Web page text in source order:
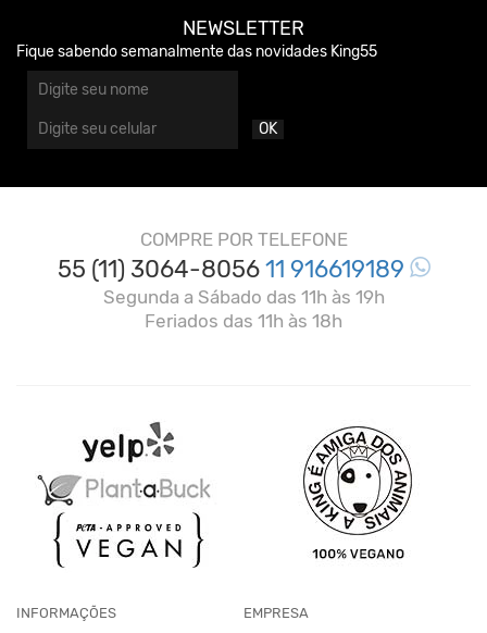
NEWSLETTER
Fique sabendo semanalmente das novidades King55
OK
COMPRE POR TELEFONE
55 (11) 3064-805611 916619189
Segunda a Sábado das 11h às 19h
Feriados das 11h às 18h
INFORMAÇÕES EMPRESA